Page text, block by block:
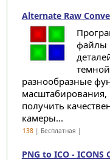
Alternate Raw
файлы
разнообразные
масштабирования,
получить
камеры...
138| Бесплатная |
PNG to ICO - ICONS